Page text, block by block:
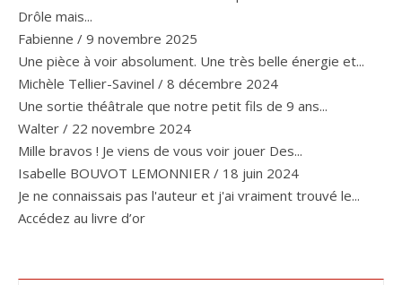
Drôle mais...
Fabienne / 9 novembre 2025
Une pièce à voir absolument. Une très belle énergie et...
Michèle Tellier-Savinel / 8 décembre 2024
Une sortie théâtrale que notre petit fils de 9 ans...
Walter / 22 novembre 2024
Mille bravos ! Je viens de vous voir jouer Des...
Isabelle BOUVOT LEMONNIER / 18 juin 2024
Je ne connaissais pas l'auteur et j'ai vraiment trouvé le...
Accédez au livre d’or